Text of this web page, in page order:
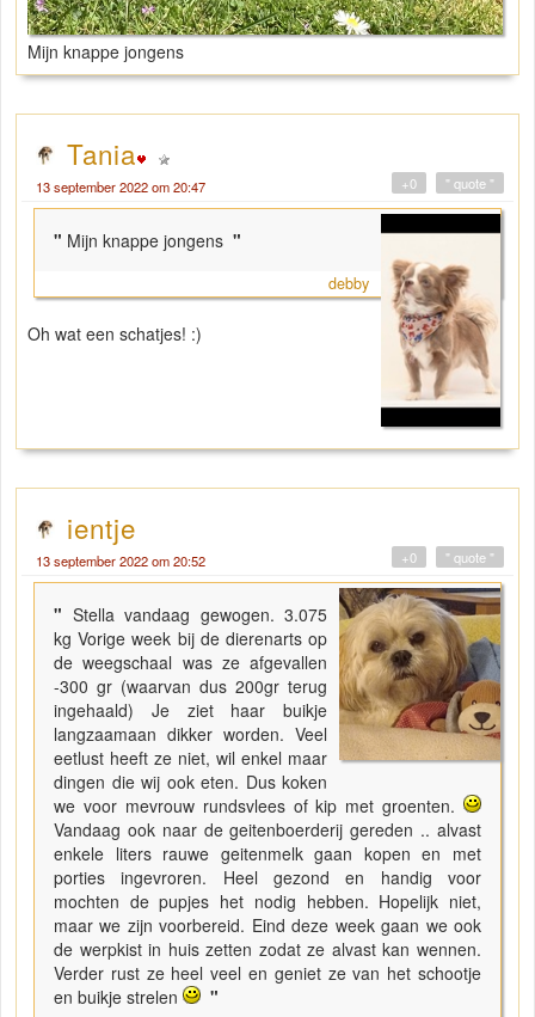
Mijn knappe jongens
Tania
13 september 2022 om 20:47 " quote "
+0
" Mijn knappe jongens "
debby
Oh wat een schatjes! :)
ientje
13 september 2022 om 20:52 " quote "
+0
" Stella vandaag gewogen. 3.075
kg Vorige week bij de dierenarts op
de weegschaal was ze afgevallen
-300 gr (waarvan dus 200gr terug
ingehaald) Je ziet haar buikje
langzaamaan dikker worden. Veel
eetlust heeft ze niet, wil enkel maar
dingen die wij ook eten. Dus koken
we voor mevrouw rundsvlees of kip met groenten.
Vandaag ook naar de geitenboerderij gereden .. alvast
enkele liters rauwe geitenmelk gaan kopen en met
porties ingevroren. Heel gezond en handig voor
mochten de pupjes het nodig hebben. Hopelijk niet,
maar we zijn voorbereid. Eind deze week gaan we ook
de werpkist in huis zetten zodat ze alvast kan wennen.
Verder rust ze heel veel en geniet ze van het schootje
en buikje strelen
"